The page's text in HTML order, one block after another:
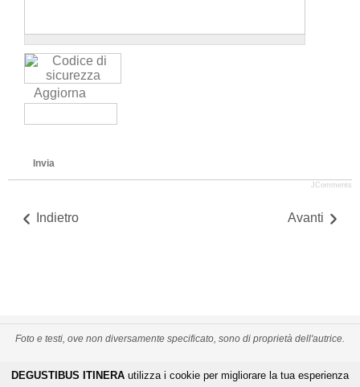
Aggiorna
Invia
JComments
Indietro Avanti
Foto e testi, ove non diversamente specificato, sono di proprietà dell'autrice.
PRIVACY POLICY-CREDITS -MAPPA DEL SITO
DEGUSTIBUS ITINERA utilizza i cookie per migliorare la tua esperienza